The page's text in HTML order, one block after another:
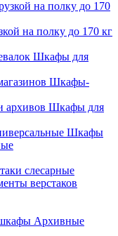
на полку до 170 кг
Шкафы для
Шкафы-
Шкафы для
Шкафы
слесарные
верстаков
Архивные